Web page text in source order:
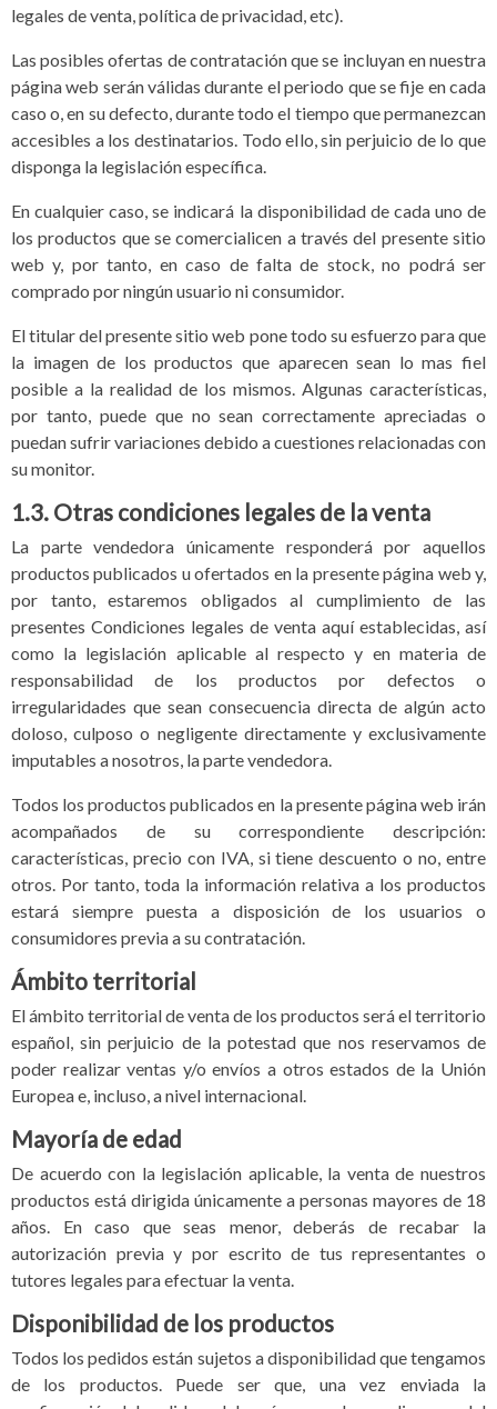
legales de venta, política de privacidad, etc).
Las posibles ofertas de contratación que se incluyan en nuestra
página web serán válidas durante el periodo que se fije en cada
caso o, en su defecto, durante todo el tiempo que permanezcan
accesibles a los destinatarios. Todo ello, sin perjuicio de lo que
disponga la legislación específica.
En cualquier caso, se indicará la disponibilidad de cada uno de
los productos que se comercialicen a través del presente sitio
web y, por tanto, en caso de falta de stock, no podrá ser
comprado por ningún usuario ni consumidor.
El titular del presente sitio web pone todo su esfuerzo para que
la imagen de los productos que aparecen sean lo mas fiel
posible a la realidad de los mismos. Algunas características,
por tanto, puede que no sean correctamente apreciadas o
puedan sufrir variaciones debido a cuestiones relacionadas con
su monitor.
1.3. Otras condiciones legales de la venta
La parte vendedora únicamente responderá por aquellos
productos publicados u ofertados en la presente página web y,
por tanto, estaremos obligados al cumplimiento de las
presentes Condiciones legales de venta aquí establecidas, así
como la legislación aplicable al respecto y en materia de
responsabilidad de los productos por defectos o
irregularidades que sean consecuencia directa de algún acto
doloso, culposo o negligente directamente y exclusivamente
imputables a nosotros, la parte vendedora.
Todos los productos publicados en la presente página web irán
acompañados de su correspondiente descripción:
características, precio con IVA, si tiene descuento o no, entre
otros. Por tanto, toda la información relativa a los productos
estará siempre puesta a disposición de los usuarios o
consumidores previa a su contratación.
Ámbito territorial
El ámbito territorial de venta de los productos será el territorio
español, sin perjuicio de la potestad que nos reservamos de
poder realizar ventas y/o envíos a otros estados de la Unión
Europea e, incluso, a nivel internacional.
Mayoría de edad
De acuerdo con la legislación aplicable, la venta de nuestros
productos está dirigida únicamente a personas mayores de 18
años. En caso que seas menor, deberás de recabar la
autorización previa y por escrito de tus representantes o
tutores legales para efectuar la venta.
Disponibilidad de los productos
Todos los pedidos están sujetos a disponibilidad que tengamos
de los productos. Puede ser que, una vez enviada la